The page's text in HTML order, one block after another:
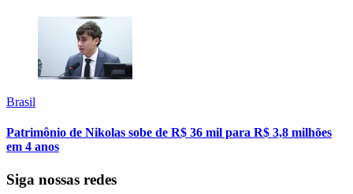
Brasil
Patrimônio de Nikolas sobe de R$ 36 mil para R$ 3,8 milhões
em 4 anos
Siga nossas redes